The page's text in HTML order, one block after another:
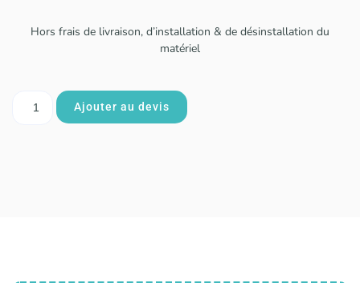
Hors frais de livraison, d’installation & de désinstallation du
matériel
Ajouter au devis